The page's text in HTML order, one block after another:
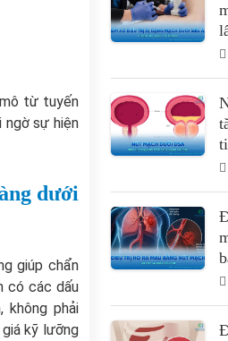
từ tuyến
ngờ sự hiện
dưới
giúp chẩn
có các dấu
không phải
kỹ lưỡng